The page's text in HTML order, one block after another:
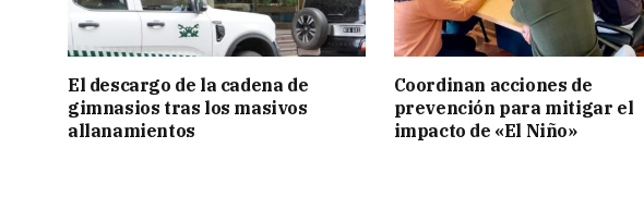
El descargo de la cadena de
gimnasios tras los masivos
allanamientos
Coordinan acciones de
prevención para mitigar el
impacto de «El Niño»